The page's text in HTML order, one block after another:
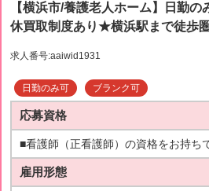
【横浜市/養護老人ホーム】日勤
休買取制度あり★横浜駅まで徒歩
求人番号:aaiwid1931
日勤のみ可 ブランク可
応募資格
■看護師（正看護師）の資格をお持ち
雇用形態